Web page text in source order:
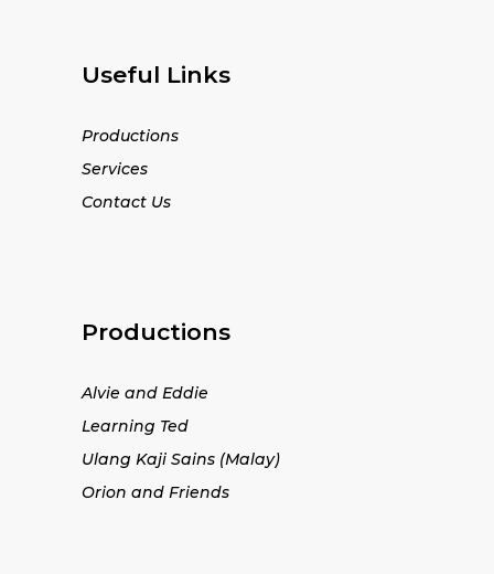
Useful Links
Productions
Services
Contact Us
Productions
Alvie and Eddie
Learning Ted
Ulang Kaji Sains (Malay)
Orion and Friends